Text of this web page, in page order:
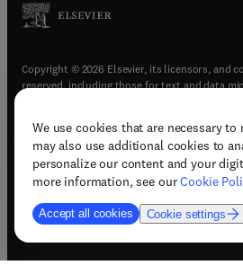
We use cookies that are necessary to
may also use additional cookies to
personalize our content and your
more information, see ourCookie
Accept all cookies Cookie settings
Copyright © 2026 Elsevier, its licensors, and
reserved, including those for text and data
Terms & conditions(opens in new
Privacy policy(opens in new tab/
Accessibility statement(opens in
Support & contact (opens in new